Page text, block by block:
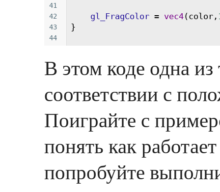
41
42
gl_FragColor = vec4(color ,
43 }
44
В этом коде одна
соответствии с
Поиграйте с
понять как
попробуйте